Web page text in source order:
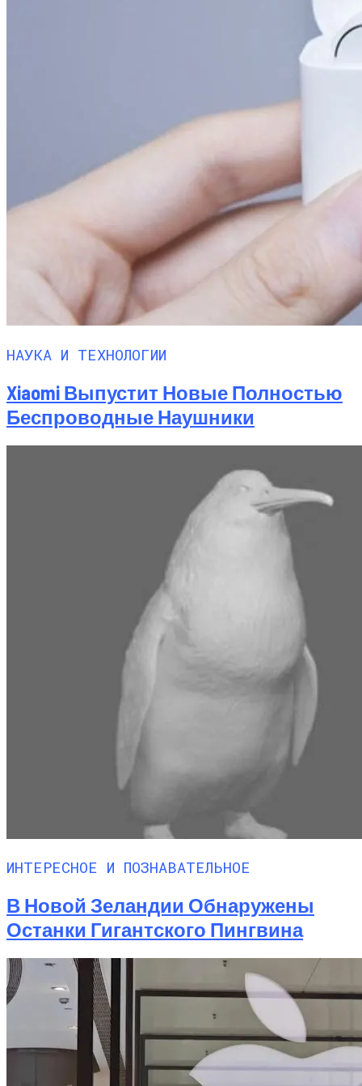
НАУКА И ТЕХНОЛОГИИ
Xiaomi Выпустит Новые Полностью
Беспроводные Наушники
ИНТЕРЕСНОЕ И ПОЗНАВАТЕЛЬНОЕ
В Новой Зеландии Обнаружены
Останки Гигантского Пингвина